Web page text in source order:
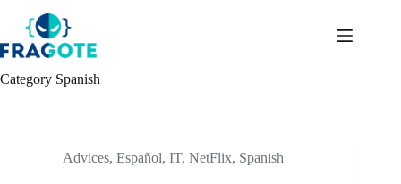
content
Category Spanish
Advices, Español, IT, NetFlix, Spanish